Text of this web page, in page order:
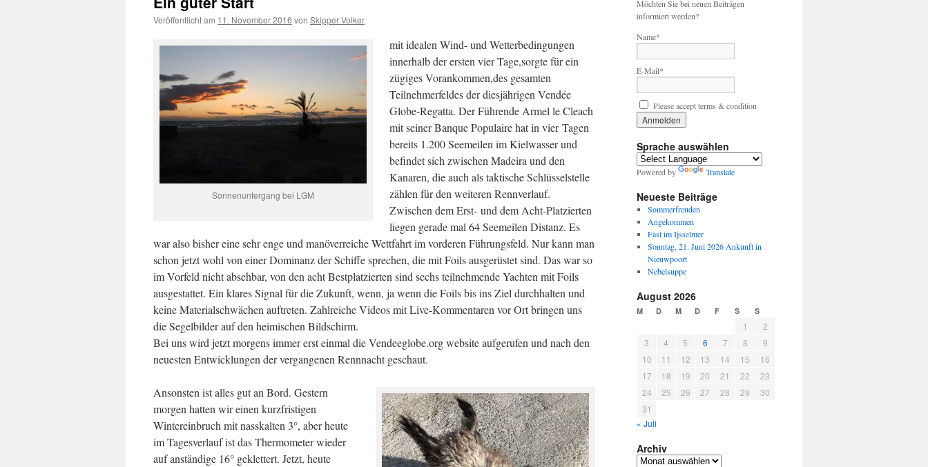
Veröffentlicht am 11. November 2016 von Skipper Volker
Sonnenuntergang bei LGM
mit idealen Wind- und Wetterbedingungen
innerhalb der ersten vier Tage,sorgte für ein
zügiges Vorankommen,des gesamten
Teilnehmerfeldes der diesjährigen Vendée
Globe-Regatta. Der Führende Armel le Cleach
mit seiner Banque Populaire hat in vier Tagen
bereits 1.200 Seemeilen im Kielwasser und
befindet sich zwischen Madeira und den
Kanaren, die auch als taktische Schlüsselstelle
zählen für den weiteren Rennverlauf.
Zwischen dem Erst- und dem Acht-Platzierten
liegen gerade mal 64 Seemeilen Distanz. Es
war also bisher eine sehr enge und manöverreiche Wettfahrt im vorderen Führungsfeld. Nur kann man
schon jetzt wohl von einer Dominanz der Schiffe sprechen, die mit Foils ausgerüstet sind. Das war so
im Vorfeld nicht absehbar, von den acht Bestplatzierten sind sechs teilnehmende Yachten mit Foils
ausgestattet. Ein klares Signal für die Zukunft, wenn, ja wenn die Foils bis ins Ziel durchhalten und
keine Materialschwächen auftreten. Zahlreiche Videos mit Live-Kommentaren vor Ort bringen uns
die Segelbilder auf den heimischen Bildschirm.
Bei uns wird jetzt morgens immer erst einmal die Vendeeglobe.org website aufgerufen und nach den
neuesten Entwicklungen der vergangenen Rennnacht geschaut.
Ansonsten ist alles gut an Bord. Gestern
morgen hatten wir einen kurzfristigen
Wintereinbruch mit nasskalten 3°, aber heute
im Tagesverlauf ist das Thermometer wieder
auf anständige 16° geklettert. Jetzt, heute
Möchten Sie bei neuen Beiträgen
informiert werden?
Name*
E-Mail*
Please accept terms & condition
Sprache auswählen
Powered by Translate
Neueste Beiträge
Sommerfreuden
Angekommen
Fast im Ijsselmer
Sonntag, 21. Juni 2026 Ankunft in
Nieuwpoort
Nebelsuppe
August 2026
M D M D F S S
1
2
3
4 5 6 7 8
9
10
11 12 13 14 15
16
17
18 19 20 21 22
23
24
25 26 27 28 29
30
31
« Juli
Archiv
Archiv